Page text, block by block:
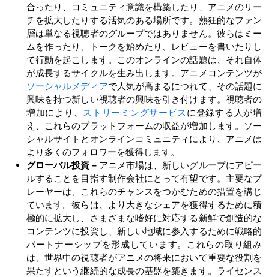
合ったり、コミュニティ意識を構築したり、アニメのリー
チを拡大したりする活気のある場所です。熱狂的なファン
層は単なる視聴者のグループではありません。彼らはミー
ムを作ったり、トークを始めたり、レビューを書いたりし
て行動を起こします。このオンラインの話題は、それ自体
が成長するサイクルを生み出します。アニメコンテンツが
ソーシャルメディアで人気が高まるにつれて、その話題に
興味を持つ新しい視聴者の興味を引き付けます。視聴者の
増加により、 ストリーミングサービス に登録する人が増
え、これらのプラットフォームの収益が増加します。ソー
シャルサイトとオンラインコミュニティにより、アニメは
より多くのフォロワーを獲得します。
グローバル投資 –アニメ市場は、新しいグループにアピー
ルすることを目指す制作会社にとって有望です。主要なプ
レーヤーは、これらのチャンスをつかむための措置を講じ
ています。彼らは、より大きなシェアを獲得するために積
極的に拡大し、さまざまな嗜好に対応する新鮮で創造的な
コンテンツに投資し、新しい地域に参入するために戦略的
パートナーシップを形成しています。これらの取り組み
は、世界中の視聴者がアニメの将来において重要な役割を
果たすという継続的な成長の基盤を築きます。ライセンス